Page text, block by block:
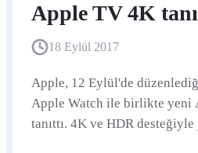
Apple TV 4K
18 Eylül 2017
Apple, 12 Eylül'de
Apple Watch ile birlikte yeni
tanıttı. 4K ve HDR